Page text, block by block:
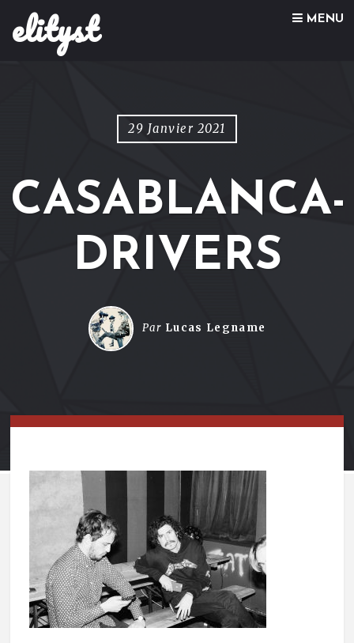
elityst MENU
Skip to content
29 Janvier 2021
CASABLANCA-
DRIVERS
Par Lucas Legname